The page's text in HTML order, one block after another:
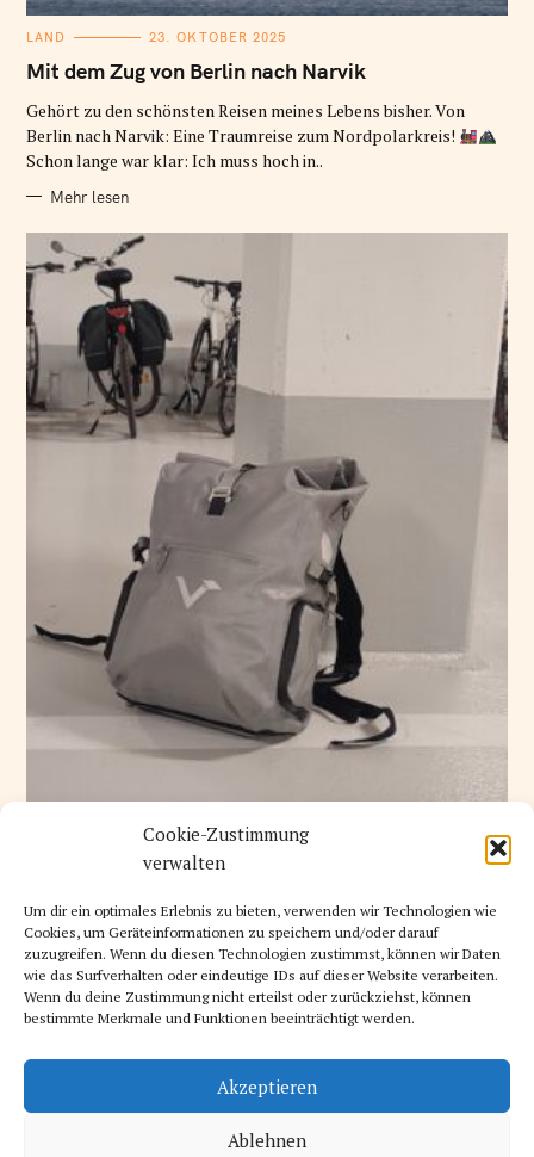
Cookie-Zustimmung
verwalten
Um dir ein optimales Erlebnis zu bieten, verwenden wir Technologien wie
Cookies, um Geräteinformationen zu speichern und/oder darauf
zuzugreifen. Wenn du diesen Technologien zustimmst, können wir Daten
wie das Surfverhalten oder eindeutige IDs auf dieser Website verarbeiten.
Wenn du deine Zustimmung nicht erteilst oder zurückziehst, können
bestimmte Merkmale und Funktionen beeinträchtigt werden.
Akzeptieren
Ablehnen
K
T
E
O
R
I
N
LAND 23. OKTOBER 2025
Mit dem Zug von Berlin nach Narvik
Gehört zu den schönsten Reisen meines Lebens bisher. Von
Berlin nach Narvik: Eine Traumreise zum Nordpolarkreis!
Schon lange war klar: Ich muss hoch in..
Mehr lesen
R
I
N
15. AUGUST 2025
Erfahrung: Mein Alltag mit der ValkPro 3in1 +
Werbung – Dieser Beitrag ist in Kooperation mit Valkental
entstanden. Meine Meinung bleibt davon unberührt. Radeln mit
Kleinkind: Alltag zwischen Planung und Spontanität Seit ich..
Mehr lesen